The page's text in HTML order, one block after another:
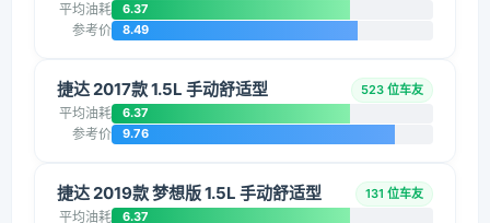
平均油耗 6.37
参考价 8.49
捷达 2017款 1.5L 手动舒适型 523 位车友
平均油耗 6.37
参考价 9.76
捷达 2019款 梦想版 1.5L 手动舒适型 131 位车友
平均油耗 6.37